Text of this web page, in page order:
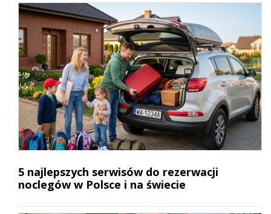
5 najlepszych serwisów do rezerwacji
noclegów w Polsce i na świecie